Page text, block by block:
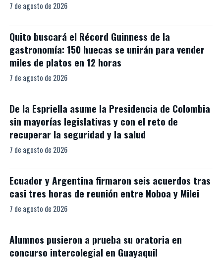
7 de agosto de 2026
Quito buscará el Récord Guinness de la
gastronomía: 150 huecas se unirán para vender
miles de platos en 12 horas
7 de agosto de 2026
De la Espriella asume la Presidencia de Colombia
sin mayorías legislativas y con el reto de
recuperar la seguridad y la salud
7 de agosto de 2026
Ecuador y Argentina firmaron seis acuerdos tras
casi tres horas de reunión entre Noboa y Milei
7 de agosto de 2026
Alumnos pusieron a prueba su oratoria en
concurso intercolegial en Guayaquil